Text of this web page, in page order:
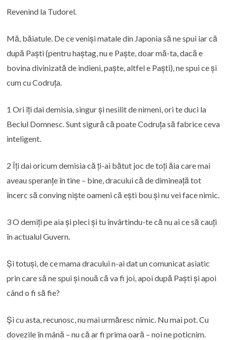
Revenind la Tudorel.
Mă, băiatule. De ce veniși matale din Japonia să ne spui iar că
după Paști (pentru haștag, nu e Paște, doar mă-ta, dacă e
bovina divinizată de indieni, paște, altfel e Paști), ne spui ce și
cum cu Codruța.
1 Ori îți dai demisia, singur și nesilit de nimeni, ori te duci la
Beciul Domnesc. Sunt sigură că poate Codruța să fabrice ceva
inteligent.
2 Îți dai oricum demisia că ți-ai bătut joc de toți ăia care mai
aveau speranțe în tine – bine, dracului că de dimineață tot
încerc să conving niște oameni că ești bou și nu vei face nimic.
3 O demiți pe aia și pleci și tu învârtindu-te că nu ai ce să cauți
în actualul Guvern.
Și totuși, de ce mama dracului n-ai dat un comunicat asiatic
prin care să ne spui și nouă că va fi joi, apoi după Paști și apoi
când o fi să fie?
Și cu asta, recunosc, nu mai urmăresc nimic. Nu mai pot. Cu
dovezile în mână – nu că ar fi prima oară – noi ne poticnim.